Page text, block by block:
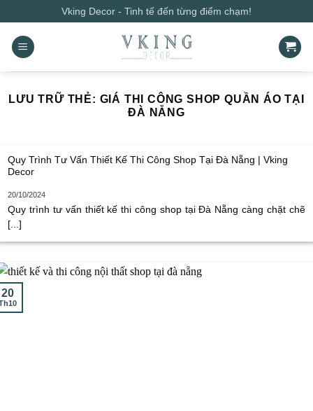
qua
nội
dung
Vking Decor - Tinh tế đến từng điểm chạm!
LƯU TRỮ THẺ: GIÁ THI CÔNG SHOP QUẦN ÁO TẠI
ĐÀ NẴNG
Quy Trình Tư Vấn Thiết Kế Thi Công Shop Tại Đà Nẵng | Vking
Decor
20/10/2024
Quy trình tư vấn thiết kế thi công shop tại Đà Nẵng càng chặt chẽ
[...]
20